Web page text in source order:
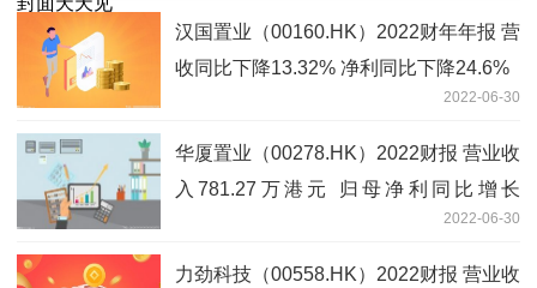
汉国置业（00160.HK）2022财年年报 营
收同比下降13.32% 净利同比下降24.6%
2022-06-30
华厦置业（00278.HK）2022财报 营业收
入781.27万港元 归母净利同比增长
2022-06-30
力劲科技（00558.HK）2022财报 营业收